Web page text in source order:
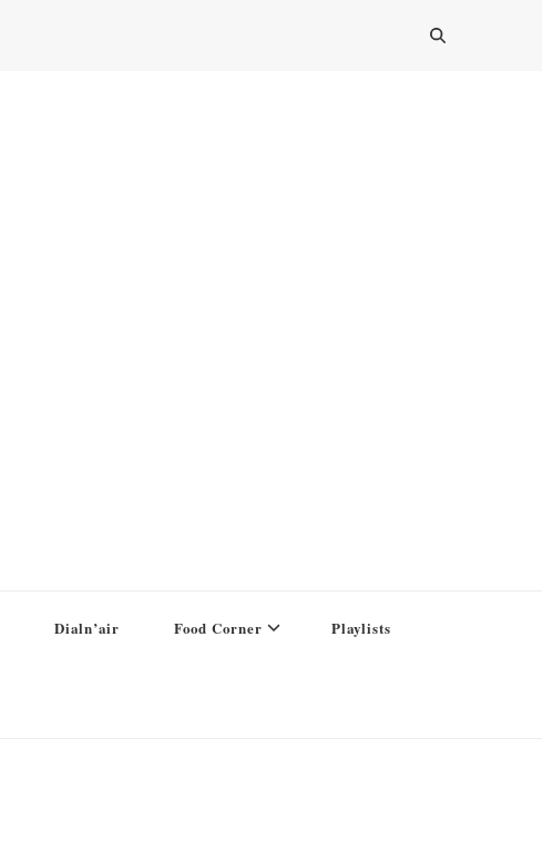
Dialn’air Food Corner Playlists